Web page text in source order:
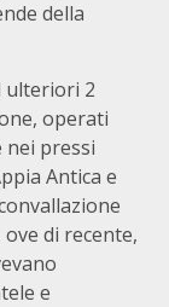
della
ulteriori 2
operati
nei pressi
Antica e
di recente,
e